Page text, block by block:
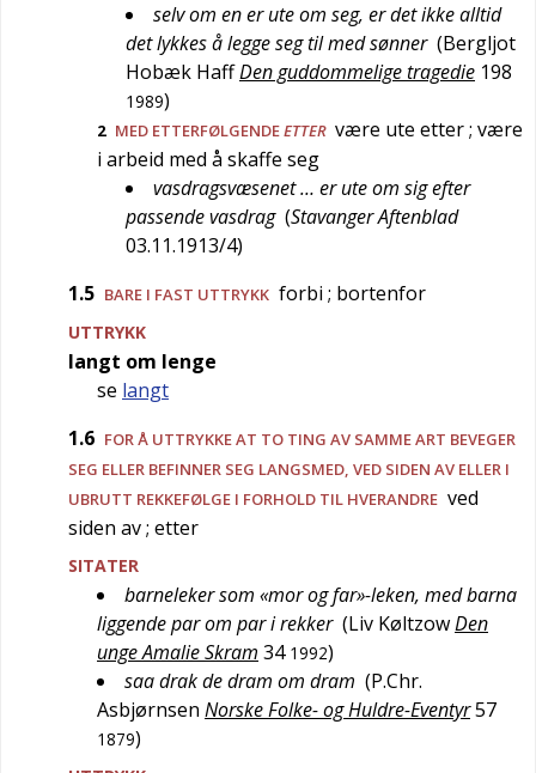
selv om en er ute om seg, er det ikke alltid
det lykkes å legge seg til med sønner (Bergljot
Hobæk HaffDen guddommelige tragedie 198
1989)
2 MED ETTERFØLGENDEETTER være ute etter; være
i arbeid med å skaffe seg
vasdragsvæsenet … er ute om sig efter
passende vasdrag (Stavanger Aftenblad
03.11.1913/4)
1.5 BARE I FAST UTTRYKK forbi ; bortenfor
UTTRYKK
langt om lenge
se langt
1.6 FOR Å UTTRYKKE AT TO TING AV SAMME ART BEVEGER
SEG ELLER BEFINNER SEG LANGSMED, VED SIDEN AV ELLER I
UBRUTT REKKEFØLGE I FORHOLD TIL HVERANDRE ved
siden av; etter
SITATER
barneleker som «mor og far»-leken, med barna
liggende par om par i rekker (Liv KøltzowDen
unge Amalie Skram 34 1992)
saa drak de dram om dram (P.Chr.
Asbjørnsen Norske Folke- og Huldre-Eventyr57
1879)